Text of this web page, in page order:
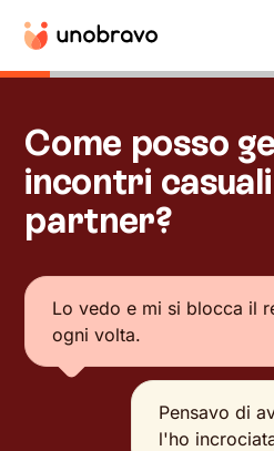
Come posso
incontri
partner?
Lo vedo e mi si blocca il
ogni volta.
Pensavo di
l'ho